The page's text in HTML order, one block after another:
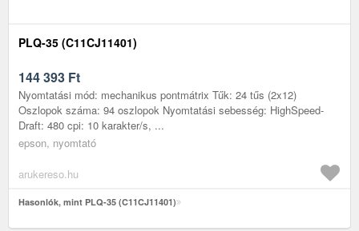
PLQ-35 (C11CJ11401)
144 393 Ft
Nyomtatási mód: mechanikus pontmátrix Tűk: 24 tűs (2x12)
Oszlopok száma: 94 oszlopok Nyomtatási sebesség: HighSpeed-
Draft: 480 cpi: 10 karakter/s, ...
epson, nyomtató
arukereso.hu
Hasonlók, mint PLQ-35 (C11CJ11401)